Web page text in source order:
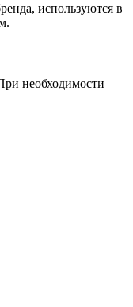
используются в
необходимости